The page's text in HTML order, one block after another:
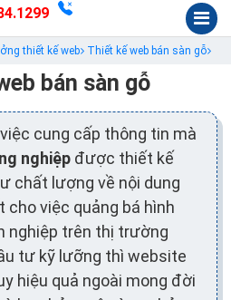
thiết kế web Thiết kế web bán sàn gỗ
bán sàn gỗ
cung cấp thông tin mà
nghiệp được thiết kế
chất lượng về nội dung
việc quảng bá hình
nghiệp trên thị trường
tư kỹ lưỡng thì website
hiệu quả ngoài mong đời